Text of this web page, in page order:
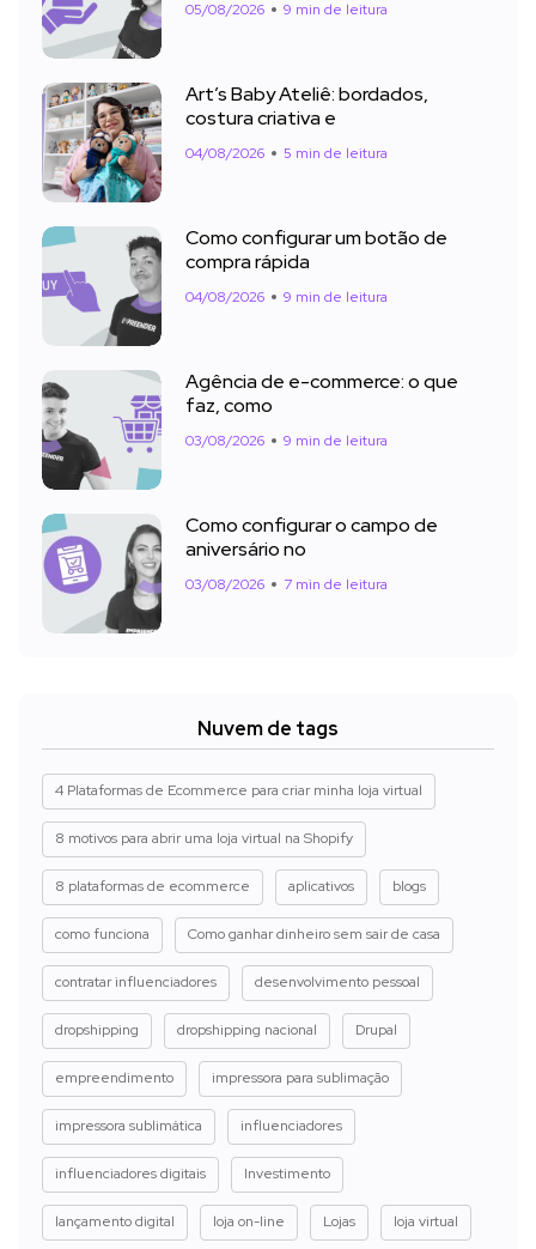
05/08/2026 9 min de leitura
Art’s Baby Ateliê: bordados,
costura criativa e
04/08/2026 5 min de leitura
Como configurar um botão de
compra rápida
04/08/2026 9 min de leitura
Agência de e-commerce: o que
faz, como
03/08/2026 9 min de leitura
Como configurar o campo de
aniversário no
03/08/2026 7 min de leitura
Nuvem de tags
4 Plataformas de Ecommerce para criar minha loja virtual
8 motivos para abrir uma loja virtual na Shopify
8 plataformas de ecommerce aplicativos blogs
como funciona Como ganhar dinheiro sem sair de casa
contratar influenciadores desenvolvimento pessoal
dropshipping dropshipping nacional Drupal
empreendimento impressora para sublimação
impressora sublimática influenciadores
influenciadores digitais Investimento
lançamento digital loja on-line Lojas loja virtual